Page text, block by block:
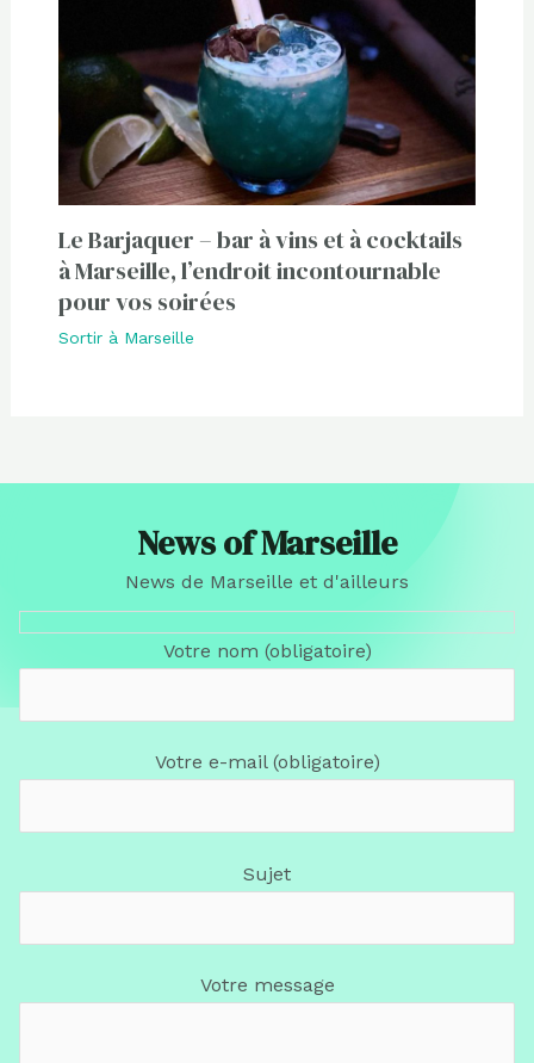
Le Barjaquer – bar à vins et à cocktails
à Marseille, l’endroit incontournable
pour vos soirées
Sortir à Marseille
News of Marseille
News de Marseille et d'ailleurs
Votre nom (obligatoire)
Votre e-mail (obligatoire)
Sujet
Votre message